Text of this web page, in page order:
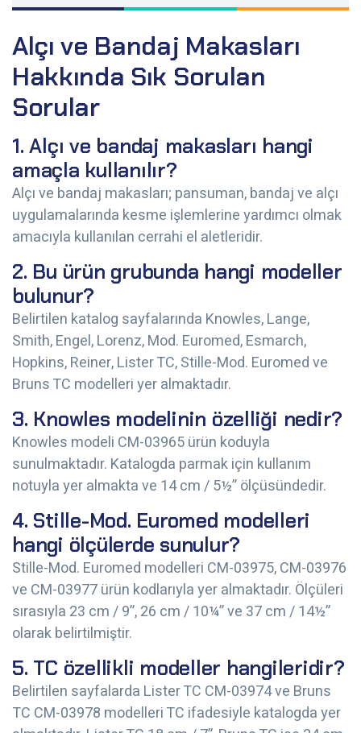
Alçı ve Bandaj Makasları
Hakkında Sık Sorulan
Sorular
1. Alçı ve bandaj makasları hangi
amaçla kullanılır?
Alçı ve bandaj makasları; pansuman, bandaj ve alçı
uygulamalarında kesme işlemlerine yardımcı olmak
amacıyla kullanılan cerrahi el aletleridir.
2. Bu ürün grubunda hangi modeller
bulunur?
Belirtilen katalog sayfalarında Knowles, Lange,
Smith, Engel, Lorenz, Mod. Euromed, Esmarch,
Hopkins, Reiner, Lister TC, Stille-Mod. Euromed ve
Bruns TC modelleri yer almaktadır.
3. Knowles modelinin özelliği nedir?
Knowles modeli CM-03965 ürün koduyla
sunulmaktadır. Katalogda parmak için kullanım
notuyla yer almakta ve 14 cm / 5½” ölçüsündedir.
4. Stille-Mod. Euromed modelleri
hangi ölçülerde sunulur?
Stille-Mod. Euromed modelleri CM-03975, CM-03976
ve CM-03977 ürün kodlarıyla yer almaktadır. Ölçüleri
sırasıyla 23 cm / 9”, 26 cm / 10¼” ve 37 cm / 14½”
olarak belirtilmiştir.
5. TC özellikli modeller hangileridir?
Belirtilen sayfalarda Lister TC CM-03974 ve Bruns
TC CM-03978 modelleri TC ifadesiyle katalogda yer